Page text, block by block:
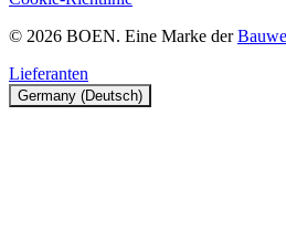
© 2026 BOEN. Eine Marke der
Lieferanten
Germany (Deutsch)